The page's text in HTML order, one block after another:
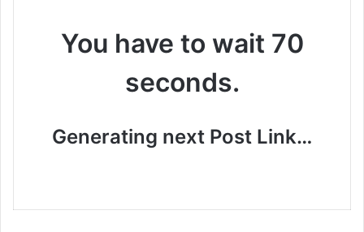
You have to wait 70
seconds.
Generating next Post Link…